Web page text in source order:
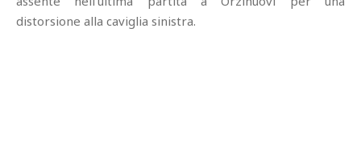
distorsione alla caviglia sinistra.